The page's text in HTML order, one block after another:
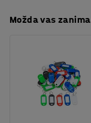
Možda vas zanima